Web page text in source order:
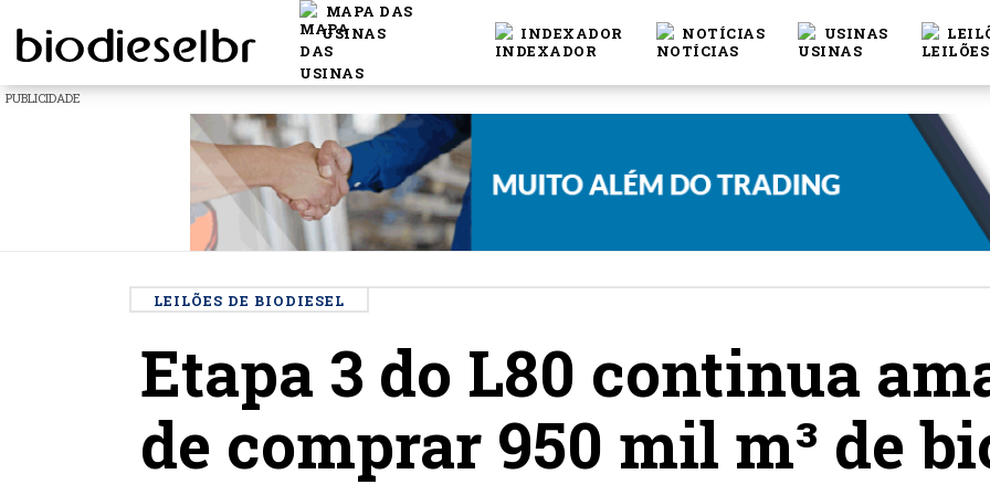
MAPA DAS
USINAS
INDEXADOR NOTÍCIAS USINAS
PUBLICIDADE
LEILÕES DE BIODIESEL
Etapa 3 do L80 continua
de comprar 950 mil m³ de